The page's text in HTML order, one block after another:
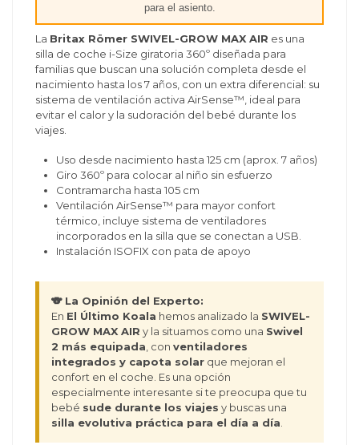
para el asiento.
La Britax Römer SWIVEL-GROW MAX AIR es una
silla de coche i-Size giratoria 360º diseñada para
familias que buscan una solución completa desde el
nacimiento hasta los 7 años, con un extra diferencial: su
sistema de ventilación activa AirSense™, ideal para
evitar el calor y la sudoración del bebé durante los
viajes.
Uso desde nacimiento hasta 125 cm (aprox. 7 años)
Giro 360º para colocar al niño sin esfuerzo
Contramarcha hasta 105 cm
Ventilación AirSense™ para mayor confort
térmico, incluye sistema de ventiladores
incorporados en la silla que se conectan a USB.
Instalación ISOFIX con pata de apoyo
🐨 La Opinión del Experto:
En El Último Koala hemos analizado la SWIVEL-
GROW MAX AIR y la situamos como una Swivel
2 más equipada , con ventiladores
integrados y capota solar que mejoran el
confort en el coche. Es una opción
especialmente interesante si te preocupa que tu
bebé sude durante los viajes y buscas una
silla evolutiva práctica para el día a día